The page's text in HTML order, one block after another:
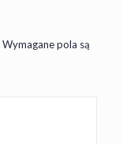
Wymagane pola są